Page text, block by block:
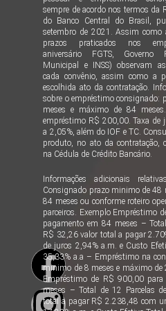
sempre de acordo nos termos da
do Banco Central do Brasil,
setembro de 2021. Assim como
prazos praticados nos
aniversário FGTS, Governo
Municipal e INSS) observam
cada convênio, assim como a
escolhida ato da contratação.
sobre o empréstimo consignado:
meses e máximo de 84
empréstimo R$ 200,00. Taxa de
a 2,05%, além do IOF e TC.
produto, no ato da contratação,
na Cédula de Crédito Bancário.
Informações adicionais
Consignado prazo minimo de 48
84 meses ou conforme roteiro
parceiros. Exemplo Empréstimo
pagamento em 84 meses –
R$ 32,26 valor total a pagar
de juros 2,94% a.m. e Custo
35,33% a.a – Empréstimo na
minimo de 8 meses e máximo de
Empréstimo de R$ 900,00
meses – Total de 12 Parcelas
total a pagar R$ 2.238,48 com